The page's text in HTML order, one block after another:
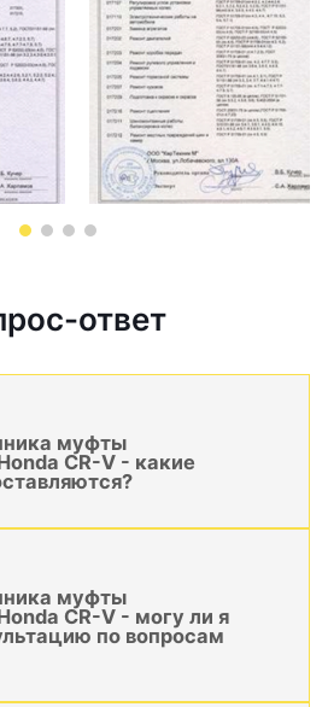
ответ
муфты
CR-V - какие
муфты
CR-V - могу ли я
по вопросам